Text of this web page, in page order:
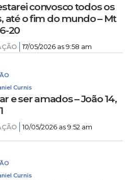
convosco todos os
até o fim do mundo – Mt
20
17/05/2026 as 9:58 am
Curnis
e ser amados – João 14,
10/05/2026 as 9:52 am
Curnis